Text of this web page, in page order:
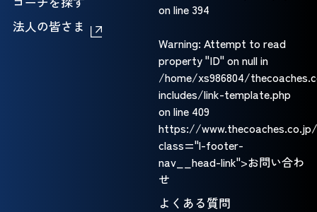
法人の皆さま
on line 394
Warning: Attempt to read
property "ID" on null in
/home/xs986804/
includes/link-template.php
on line 409
https://
class="l-footer-
nav__head-link">お問い合わ
せ
よくある質問